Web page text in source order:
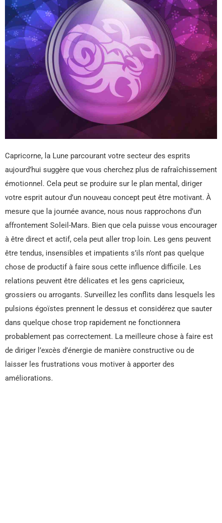
Capricorne, la Lune parcourant votre secteur des esprits
aujourd’hui suggère que vous cherchez plus de rafraîchissement
émotionnel. Cela peut se produire sur le plan mental, diriger
votre esprit autour d’un nouveau concept peut être motivant. À
mesure que la journée avance, nous nous rapprochons d’un
affrontement Soleil-Mars. Bien que cela puisse vous encourager
à être direct et actif, cela peut aller trop loin. Les gens peuvent
être tendus, insensibles et impatients s’ils n’ont pas quelque
chose de productif à faire sous cette influence difficile. Les
relations peuvent être délicates et les gens capricieux,
grossiers ou arrogants. Surveillez les conflits dans lesquels les
pulsions égoïstes prennent le dessus et considérez que sauter
dans quelque chose trop rapidement ne fonctionnera
probablement pas correctement. La meilleure chose à faire est
de diriger l’excès d’énergie de manière constructive ou de
laisser les frustrations vous motiver à apporter des
améliorations.